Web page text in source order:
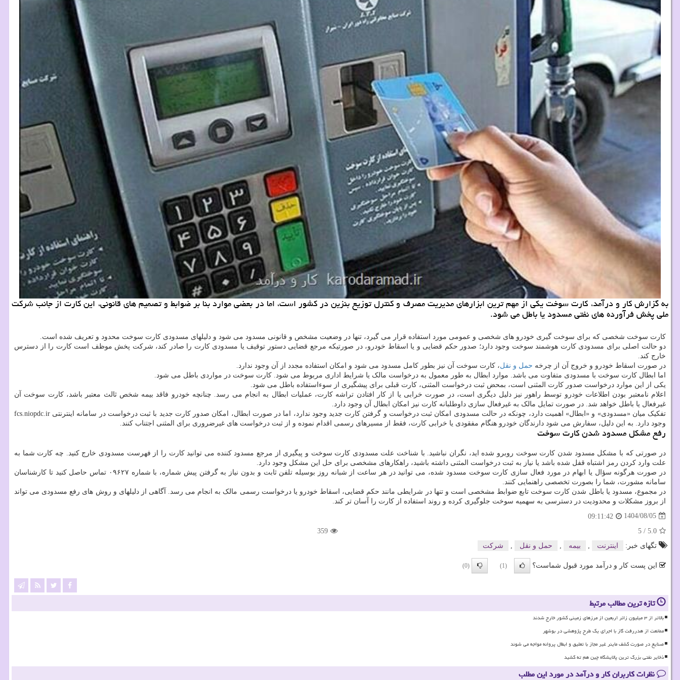
به گزارش کار و درآمد، کارت سوخت یکی از مهم ترین ابزارهای مدیریت مصرف و کنترل توزیع بنزین در کشور است، اما در بعضی موارد بنا بر ضوابط و تصمیم های قانونی، این کارت از جانب شرکت
ملی پخش فرآورده های نفتی مسدود یا باطل می شود.
کارت سوخت شخصی که برای سوخت گیری خودرو های شخصی و عمومی مورد استفاده قرار می گیرد، تنها در وضعیت مشخص و قانونی مسدود می شود و دلیلهای مسدودی کارت سوخت محدود و تعریف شده است.
دو حالت اصلی برای مسدودی کارت هوشمند سوخت وجود دارد؛ صدور حکم قضایی و یا اسقاط خودرو، در صورتیکه مرجع قضایی دستور توقیف یا مسدودی کارت را صادر کند، شرکت پخش موظف است کارت را از دسترس
خارج کند.
در صورت اسقاط خودرو و خروج آن از چرخه حمل و نقل، کارت سوخت آن نیز بطور کامل مسدود می شود و امکان استفاده مجدد از آن وجود ندارد.
اما ابطال کارت سوخت با مسدودی متفاوت می باشد. موارد ابطال به طور معمول به درخواست مالک یا شرایط اداری مربوط می شود. کارت سوخت در مواردی باطل می شود.
یکی از این موارد درخواست صدور کارت المثنی است، بمحض ثبت درخواست المثنی، کارت قبلی برای پیشگیری از سوءاستفاده باطل می شود.
اعلام نامعتبر بودن اطلاعات خودرو توسط راهور نیز دلیل دیگری است، در صورت خرابی یا از کار افتادن تراشه کارت، عملیات ابطال به انجام می رسد. چنانچه خودرو فاقد بیمه شخص ثالث معتبر باشد، کارت سوخت آن
غیرفعال یا باطل خواهد شد. در صورت تمایل مالک به غیرفعال سازی داوطلبانه کارت نیز امکان ابطال آن وجود دارد.
تفکیک میان «مسدودی» و «ابطال» اهمیت دارد، چونکه در حالت مسدودی امکان ثبت درخواست و گرفتن کارت جدید وجود ندارد، اما در صورت ابطال، امکان صدور کارت جدید با ثبت درخواست در سامانه اینترنتی fcs.niopdc.ir
وجود دارد. به این دلیل، سفارش می شود دارندگان خودرو هنگام مفقودی یا خرابی کارت، فقط از مسیرهای رسمی اقدام نموده و از ثبت درخواست های غیرضروری برای المثنی اجتناب کنند.
رفع مشکل مسدود شدن کارت سوخت
در صورتی که با مشکل مسدود شدن کارت سوخت روبرو شده اید، نگران نباشید. با شناخت علت مسدودی کارت سوخت و پیگیری از مرجع مسدود کننده می توانید کارت را از فهرست مسدودی خارج کنید. چه کارت شما به
علت وارد کردن رمز اشتباه قفل شده باشد یا نیاز به ثبت درخواست المثنی داشته باشید، راهکارهای مشخصی برای حل این مشکل وجود دارد.
در صورت هرگونه سؤال یا ابهام در مورد فعال سازی کارت سوخت مسدود شده، می توانید در هر ساعت از شبانه روز بوسیله تلفن ثابت و بدون نیاز به گرفتن پیش شماره، با شماره ۰۹۶۲۷ تماس حاصل کنید تا کارشناسان
سامانه مشورت، شما را بصورت تخصصی راهنمایی کنند.
در مجموع، مسدود یا باطل شدن کارت سوخت تابع ضوابط مشخصی است و تنها در شرایطی مانند حکم قضایی، اسقاط خودرو یا درخواست رسمی مالک به انجام می رسد. آگاهی از دلیلهای و روش های رفع مسدودی می تواند
از بروز مشکلات و محدودیت در دسترسی به سهمیه سوخت جلوگیری کرده و روند استفاده از کارت را آسان تر کند.
1404/08/05
09:11:42
5.0
/
5
359
تگهای خبر:
اینترنت بیمه حمل و نقل شركت
این پست کار و درآمد مورد قبول شماست؟ (1)
(0)
تازه ترین مطالب مرتبط
بالاتر از ۳ میلیون زائر اربعین از مرزهای زمینی کشور خارج شدند
ممانعت از هدررفت گاز با اجرای یک طرح پژوهشی در بوشهر
صنایع در صورت کشف ماینر غیر مجاز با تعلیق و ابطال پروانه مواجه می شوند
ذخایر نفتی بزرگ ترین پالایشگاه چین هم ته کشید
نظرات کاربران کار و درآمد در مورد این مطلب